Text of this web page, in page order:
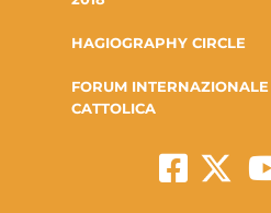
HAGIOGRAPHY CIRCLE
FORUM
CATTOLICA